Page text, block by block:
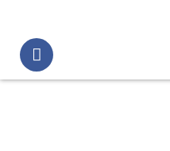
A Minha Rua
Abastecimento de Água